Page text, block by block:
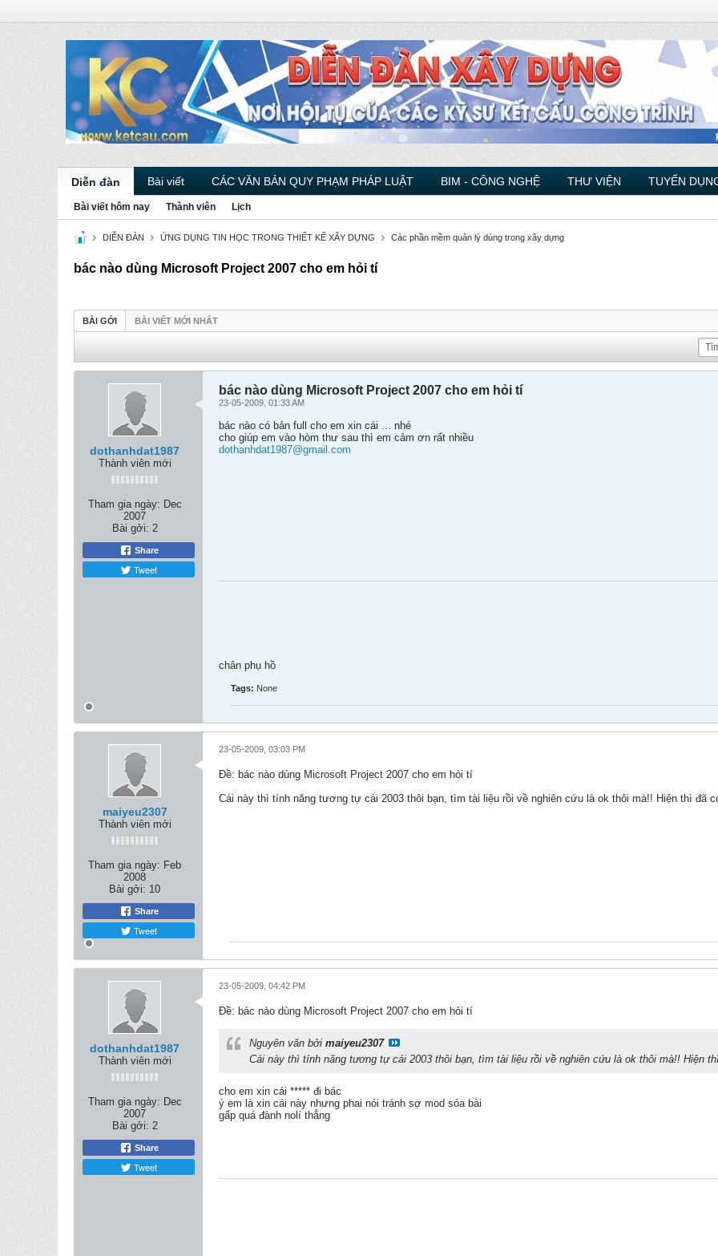
Diễn đàn Bài viết CÁC VĂN BẢN QUY PHẠM PHÁP LUẬT BIM - CÔNG NGHỆ THƯ VIỆN TUYỂN
Bài viết hôm nay Thành viên Lịch
DIỄN ĐÀN ỨNG DỤNG TIN HỌC TRONG THIẾT KẾ XÂY DỰNG Các phần mềm quản lý dùng trong xây dựng
bác nào dùng Microsoft Project 2007 cho em hỏi tí
BÀI GỞI BÀI VIẾT MỚI NHẤT
dothanhdat1987
Thành viên mới
Tham gia ngày: Dec
2007
Bài gởi: 2
Share
Tweet
bác nào dùng Microsoft Project 2007 cho em hỏi tí
23-05-2009, 01:33 AM
bác nào có bản full cho em xin cái ... nhé
cho giúp em vào hòm thư sau thì em cảm ơn rất nhiều
dothanhdat1987@gmail.com
chân phụ hồ
Tags: None
maiyeu2307
Thành viên mới
Tham gia ngày: Feb
2008
Bài gởi: 10
Share
Tweet
23-05-2009, 03:03 PM
Ðề: bác nào dùng Microsoft Project 2007 cho em hỏi tí
Cái này thì tính năng tương tự cái 2003 thôi bạn, tìm tài liệu rồi về nghiên cứu là ok thôi mà!! Hiện thì đã
dothanhdat1987
Thành viên mới
Tham gia ngày: Dec
2007
Bài gởi: 2
Share
Tweet
23-05-2009, 04:42 PM
Ðề: bác nào dùng Microsoft Project 2007 cho em hỏi tí
Nguyên văn bởi maiyeu2307
Cái này thì tính năng tương tự cái 2003 thôi bạn, tìm tài liệu rồi về nghiên cứu là ok thôi mà!! Hiện
cho em xin cái ***** đi bác
ý em là xin cái này nhưng phai nói tránh sợ mod sóa bài
gấp quá đành nolí thẳng